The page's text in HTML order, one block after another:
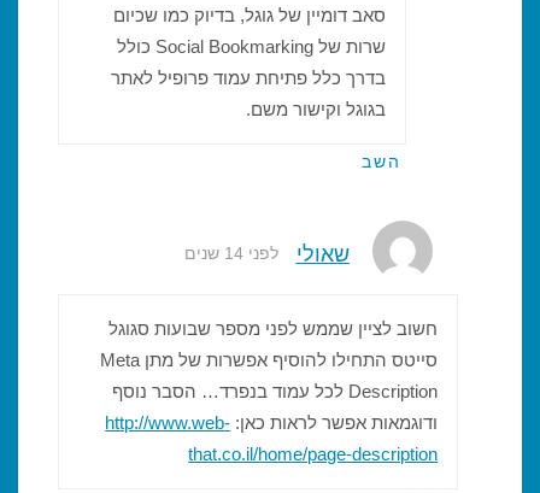
סאב דומיין של גוגל, בדיוק כמו שכיום
שרות של Social Bookmarking כולל
בדרך כלל פתיחת עמוד פרופיל לאתר
בגוגל וקישור משם.
השב
שאולי לפני 14 שנים
חשוב לציין שממש לפני מספר שבועות סגוגל
סייטס התחילו להוסיף אפשרות של מתן Meta
Description לכל עמוד בנפרד… הסבר נוסף
ודוגמאות אפשר לראות כאן: http://www.web-
that.co.il/home/page-description